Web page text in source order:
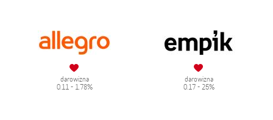
darowizna
0.11 - 1.78%
darowizna
0.17 - 25%